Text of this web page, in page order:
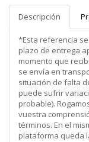
Descripción
*Esta referencia
plazo de entrega
momento que
se envía en
situación de falta
puede sufrir
probable).
vuestra
términos. En el
plataforma queda